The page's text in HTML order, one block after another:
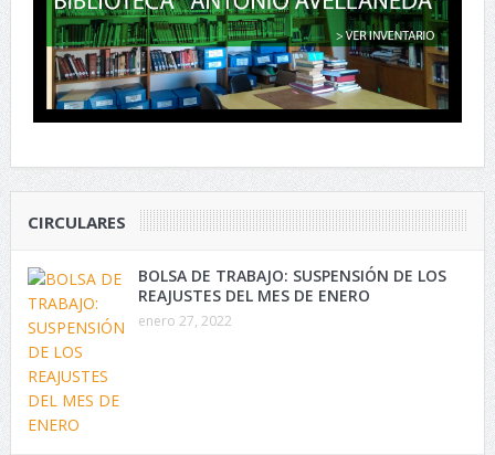
CIRCULARES
BOLSA DE TRABAJO: SUSPENSIÓN DE LOS
REAJUSTES DEL MES DE ENERO
enero 27, 2022